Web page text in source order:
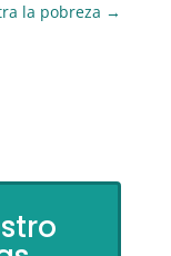
la pobreza →